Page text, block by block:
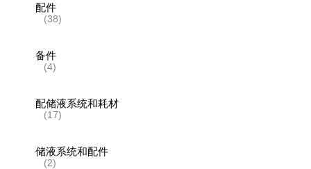
配件
(38)
备件
(4)
配储液系统和耗材
(17)
储液系统和配件
(2)